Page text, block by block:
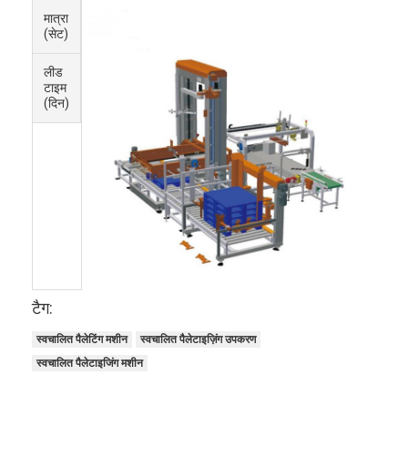
मात्रा
(सेट)
लीड
टाइम
(दिन)
टैग:
स्वचालित पैलेटिंग मशीन
स्वचालित पैलेटाइज़िंग उपकरण
स्वचालित पैलेटाइजिंग मशीन